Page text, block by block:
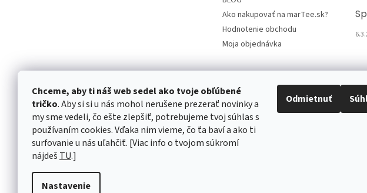
Chceme, aby ti náš web sedel ako tvoje obľúbené
tričko. Aby si si u nás mohol nerušene prezerať novinky a
my sme vedeli, čo ešte zlepšiť, potrebujeme tvoj súhlas s
používaním cookies. Vďaka nim vieme, čo ťa baví a ako ti
surfovanie u nás uľahčiť. [Viac info o tvojom súkromí
nájdeš TU.]
Nastavenie
Odmietnuť
Ako nakupovať na marTee.sk?
Hodnotenie obchodu
Moja objednávka